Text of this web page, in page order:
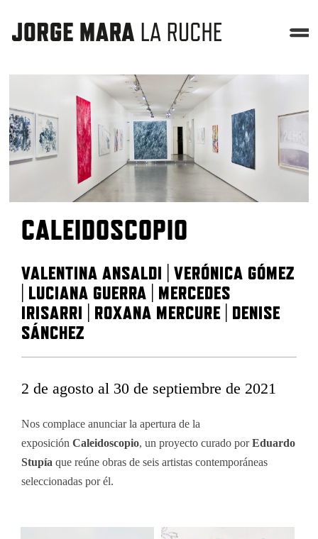
CALEIDOSCOPIO
VALENTINA ANSALDI | VERÓNICA GÓMEZ
| LUCIANA GUERRA | MERCEDES
IRISARRI | ROXANA MERCURE | DENISE
SÁNCHEZ
2 de agosto al 30 de septiembre de 2021
Nos complace anunciar la apertura de la
exposiciónCaleidoscopio, un proyecto curado porEduardo
Stupía que reúne obras de seis artistas contemporáneas
seleccionadas por él.